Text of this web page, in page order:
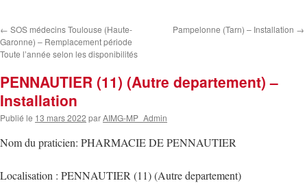
← SOS médecins Toulouse (Haute-
Garonne) – Remplacement période
Toute l’année selon les disponibilités
Pampelonne (Tarn) – Installation →
PENNAUTIER (11) (Autre departement) –
Installation
Publié le 13 mars 2022 parAIMG-MP_Admin
Nom du praticien: PHARMACIE DE PENNAUTIER
Localisation : PENNAUTIER (11) (Autre departement)